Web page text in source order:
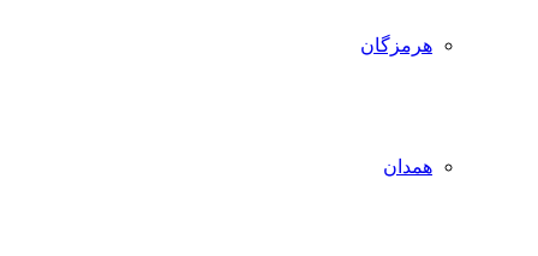
هرمزگان
همدان